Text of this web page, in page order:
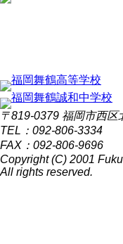
〒819-0379 福岡市西区
TEL：092-806-3334
FAX：092-806-9696
Copyright (C) 2001
All rights reserved.